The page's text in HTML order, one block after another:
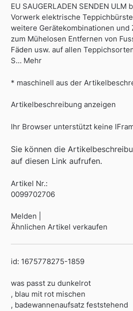
EU SAUGERLADEN SENDEN ULM
Vorwerk elektrische
weitere Gerätekombinationen und
zum Mühelosen Entfernen von
Fäden usw. auf allen
S… Mehr
* maschinell aus der
Artikelbeschreibung anzeigen
Ihr Browser unterstützt keine
Sie können die
auf diesen Link aufrufen.
Artikel Nr.:
0099702706
Melden |
Ähnlichen Artikel verkaufen
id: 1675778275-1859
was passt zu dunkelrot
, blau mit rot mischen
, badewannenaufsatz feststehend